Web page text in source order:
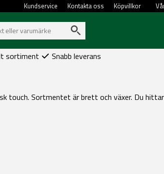
Köpvillkor
Kontakta oss
Kundservice
sortiment Snabb leverans
touch. Sortmentet är brett och växer. Du